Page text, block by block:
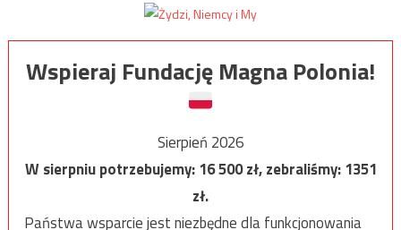
Wspieraj Fundację Magna Polonia!
Sierpień 2026
W sierpniu potrzebujemy:16 500zł, zebraliśmy:1351
zł.
Państwa wsparcie jest niezbędne dla funkcjonowania